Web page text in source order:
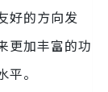
好的方向发
更加丰富的功
。